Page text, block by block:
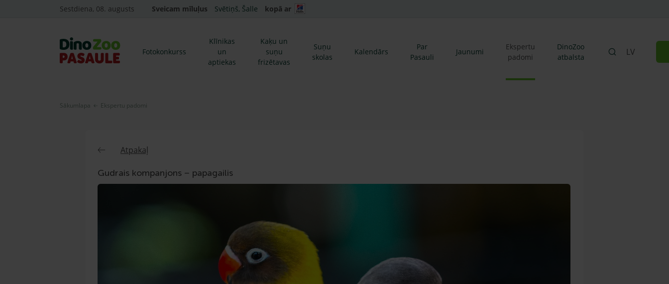
Sestdiena, 08. augusts Sveicam mīluļus Svētiņš, Šalle kopā ar
Fotokonkurss
Klīnikas
un
aptiekas
Kaķu un
suņu
frizētavas
Suņu
skolas
Kalendārs
Par
Pasauli
Jaunumi
Ekspertu
padomi
DinoZoo
atbalsta
LV
Sākumlapa Ekspertu padomi
Atpakaļ
Gudrais kompanjons – papagailis